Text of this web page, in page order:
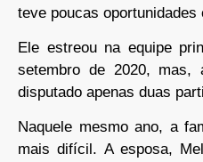
teve poucas
Ele estreou na equipe
setembro de 2020,
disputado apenas duas
Naquele mesmo ano, a
mais difícil. A esposa,